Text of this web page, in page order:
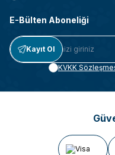
E-Bülten Aboneliği
Kayıt Ol
KVKK